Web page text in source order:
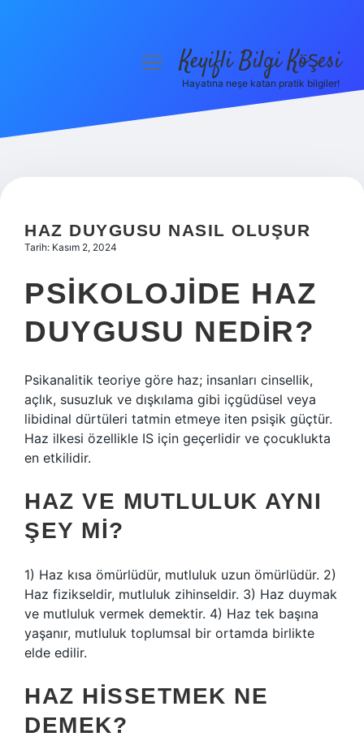
Hakkımızda
menüyüKeyifli Bilgi Köşesi
Hayatına neşe katan pratik bilgiler!
HAZ DUYGUSU NASIL OLUŞUR
Tarih: Kasım 2, 2024
PSIKOLOJIDE HAZ
DUYGUSU NEDIR?
Psikanalitik teoriye göre haz; insanları cinsellik,
açlık, susuzluk ve dışkılama gibi içgüdüsel veya
libidinal dürtüleri tatmin etmeye iten psişik güçtür.
Haz ilkesi özellikle IS için geçerlidir ve çocuklukta
en etkilidir.
HAZ VE MUTLULUK AYNI
ŞEY MI?
1) Haz kısa ömürlüdür, mutluluk uzun ömürlüdür. 2)
Haz fizikseldir, mutluluk zihinseldir. 3) Haz duymak
ve mutluluk vermek demektir. 4) Haz tek başına
yaşanır, mutluluk toplumsal bir ortamda birlikte
elde edilir.
HAZ HISSETMEK NE
DEMEK?